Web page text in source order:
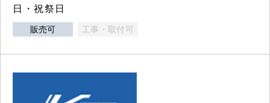
日・祝祭日
販売可 工事・取付可